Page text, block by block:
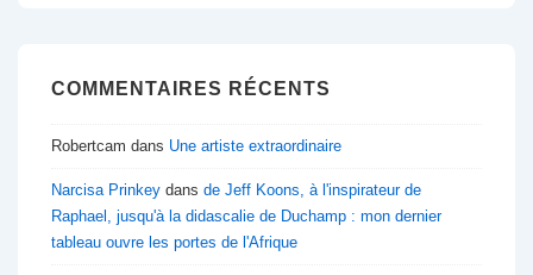
COMMENTAIRES RÉCENTS
Robertcam dans Une artiste extraordinaire
Narcisa Prinkey dans de Jeff Koons, à l'inspirateur de
Raphael, jusqu'à la didascalie de Duchamp : mon dernier
tableau ouvre les portes de l'Afrique